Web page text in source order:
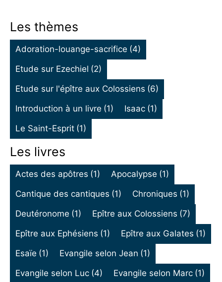
Les thèmes
Adoration-louange-sacrifice (4)
Etude sur Ezechiel (2)
Etude sur l'épître aux Colossiens (6)
Introduction à un livre (1) Isaac (1)
Le Saint-Esprit (1)
Les livres
Actes des apôtres (1) Apocalypse (1)
Cantique des cantiques (1) Chroniques (1)
Deutéronome (1) Epître aux Colossiens (7)
Epître aux Ephésiens (1) Epître aux Galates (1)
Esaïe (1) Evangile selon Jean (1)
Evangile selon Luc (4) Evangile selon Marc (1)